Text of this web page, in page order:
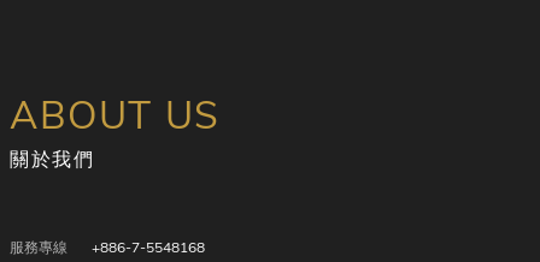
ABOUT US
關於我們
服務專線
+886-7-5548168